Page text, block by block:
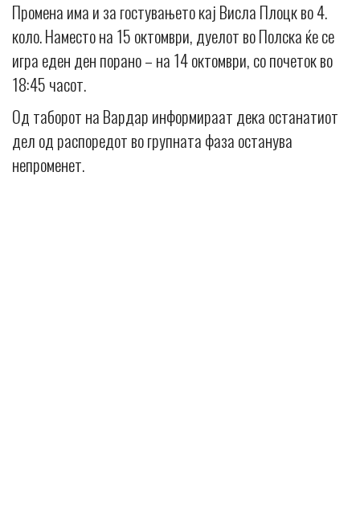
Промена има и за гостувањето кај Висла Плоцк во 4.
коло. Наместо на 15 октомври, дуелот во Полска ќе се
игра еден ден порано – на 14 октомври, со почеток во
18:45 часот.
Од таборот на Вардар информираат дека останатиот
дел од распоредот во групната фаза останува
непроменет.